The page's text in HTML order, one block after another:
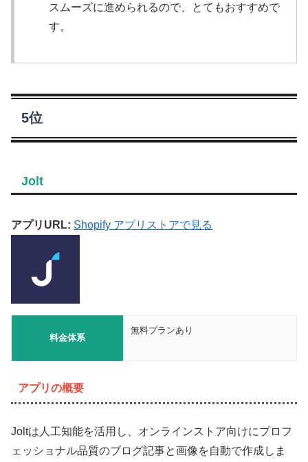
スムーズに進められるので、とてもおすすめで
す。
5位
Jolt
アプリURL: Shopify アプリストアで見る
料金体系
無料プランあり
アプリの概要
Joltは人工知能を活用し、オンラインストア向けにプロフ
ェッショナル品質のブログ記事と画像を自動で作成しま